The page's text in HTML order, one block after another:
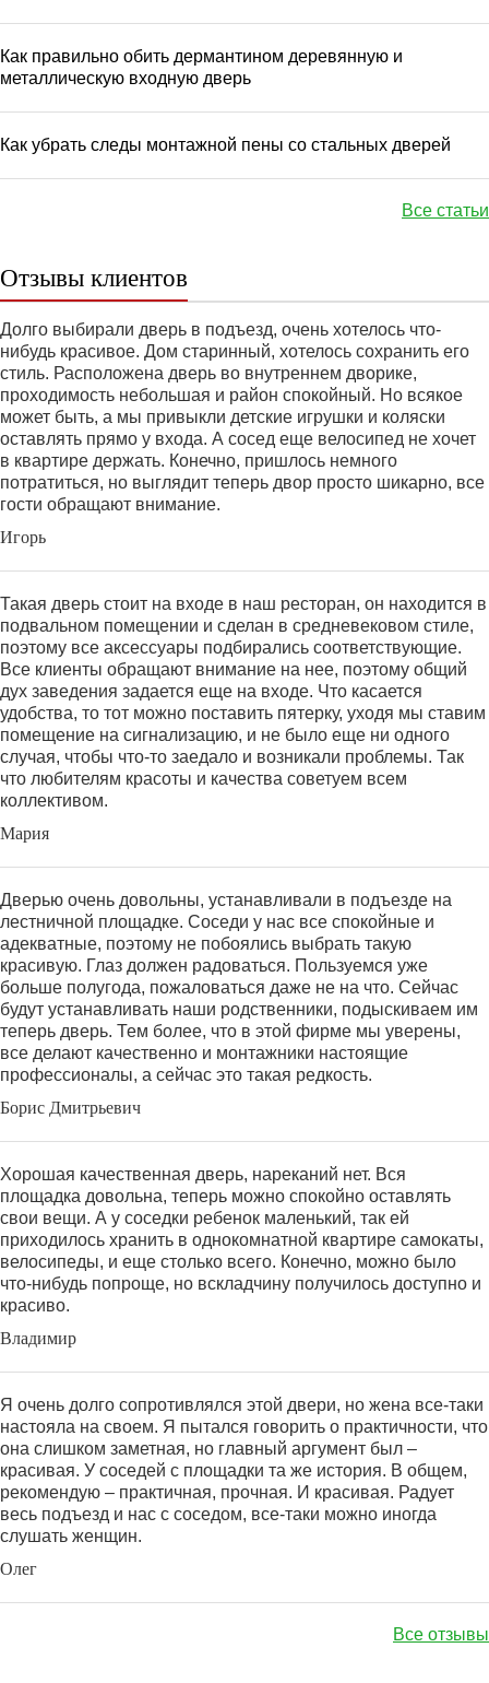
Как правильно обить дермантином деревянную и
металлическую входную дверь
Как убрать следы монтажной пены со стальных дверей
Все статьи
Отзывы клиентов
Долго выбирали дверь в подъезд, очень хотелось что-
нибудь красивое. Дом старинный, хотелось сохранить его
стиль. Расположена дверь во внутреннем дворике,
проходимость небольшая и район спокойный. Но всякое
может быть, а мы привыкли детские игрушки и коляски
оставлять прямо у входа. А сосед еще велосипед не хочет
в квартире держать. Конечно, пришлось немного
потратиться, но выглядит теперь двор просто шикарно, все
гости обращают внимание.
Игорь
Такая дверь стоит на входе в наш ресторан, он находится в
подвальном помещении и сделан в средневековом стиле,
поэтому все аксессуары подбирались соответствующие.
Все клиенты обращают внимание на нее, поэтому общий
дух заведения задается еще на входе. Что касается
удобства, то тот можно поставить пятерку, уходя мы ставим
помещение на сигнализацию, и не было еще ни одного
случая, чтобы что-то заедало и возникали проблемы. Так
что любителям красоты и качества советуем всем
коллективом.
Мария
Дверью очень довольны, устанавливали в подъезде на
лестничной площадке. Соседи у нас все спокойные и
адекватные, поэтому не побоялись выбрать такую
красивую. Глаз должен радоваться. Пользуемся уже
больше полугода, пожаловаться даже не на что. Сейчас
будут устанавливать наши родственники, подыскиваем им
теперь дверь. Тем более, что в этой фирме мы уверены,
все делают качественно и монтажники настоящие
профессионалы, а сейчас это такая редкость.
Борис Дмитрьевич
Хорошая качественная дверь, нареканий нет. Вся
площадка довольна, теперь можно спокойно оставлять
свои вещи. А у соседки ребенок маленький, так ей
приходилось хранить в однокомнатной квартире самокаты,
велосипеды, и еще столько всего. Конечно, можно было
что-нибудь попроще, но вскладчину получилось доступно и
красиво.
Владимир
Я очень долго сопротивлялся этой двери, но жена все-таки
настояла на своем. Я пытался говорить о практичности, что
она слишком заметная, но главный аргумент был –
красивая. У соседей с площадки та же история. В общем,
рекомендую – практичная, прочная. И красивая. Радует
весь подъезд и нас с соседом, все-таки можно иногда
слушать женщин.
Олег
Все отзывы